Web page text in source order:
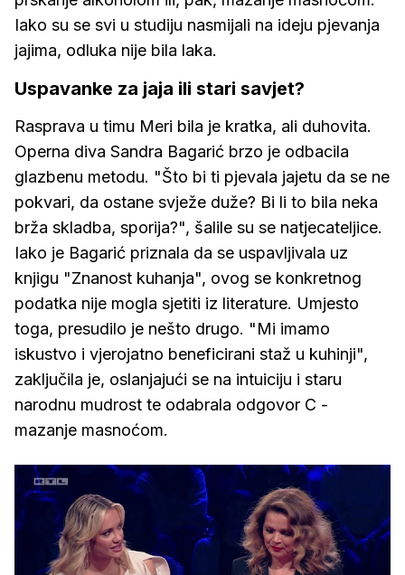
Iako su se svi u studiju nasmijali na ideju pjevanja
jajima, odluka nije bila laka.
Uspavanke za jaja ili stari savjet?
Rasprava u timu Meri bila je kratka, ali duhovita.
Operna diva Sandra Bagarić brzo je odbacila
glazbenu metodu. "Što bi ti pjevala jajetu da se ne
pokvari, da ostane svježe duže? Bi li to bila neka
brža skladba, sporija?", šalile su se natjecateljice.
Iako je Bagarić priznala da se uspavljivala uz
knjigu "Znanost kuhanja", ovog se konkretnog
podatka nije mogla sjetiti iz literature. Umjesto
toga, presudilo je nešto drugo. "Mi imamo
iskustvo i vjerojatno beneficirani staž u kuhinji",
zaključila je, oslanjajući se na intuiciju i staru
narodnu mudrost te odabrala odgovor C -
mazanje masnoćom.